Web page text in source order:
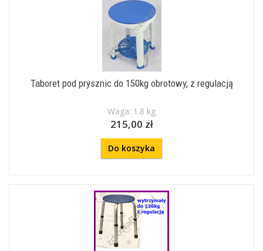
Taboret pod prysznic do 150kg obrotowy, z regulacją
Waga: 1.8 kg
215,00 zł
Do koszyka